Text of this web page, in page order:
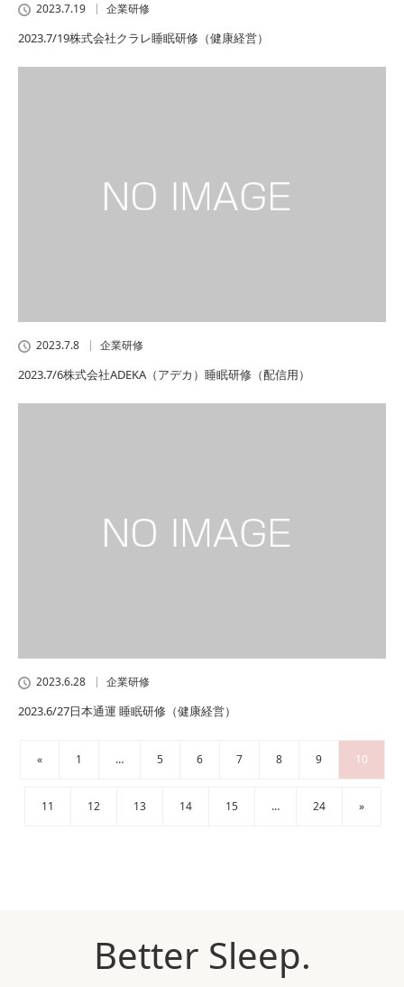
2023.7.19 企業研修
2023.7/19株式会社クラレ睡眠研修（健康経営）
2023.7.8 企業研修
2023.7/6株式会社ADEKA（アデカ）睡眠研修（配信用）
2023.6.28 企業研修
2023.6/27日本通運 睡眠研修（健康経営）
« 1 … 5 6 7 8 9 10
11 12 13 14 15 … 24 »
Better Sleep.